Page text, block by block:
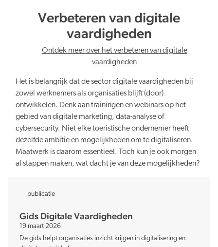
Verbeteren van digitale
vaardigheden
Ontdek meer over het verbeteren van digitale
vaardigheden
Het is belangrijk dat de sector digitale vaardigheden bij
zowel werknemers als organisaties blijft (door)
ontwikkelen. Denk aan trainingen en webinars op het
gebied van digitale marketing, data-analyse of
cybersecurity. Niet elke toeristische ondernemer heeft
dezelfde ambitie en mogelijkheden om te digitaliseren.
Maatwerk is daarom essentieel. Toch kun je ook morgen
al stappen maken, wat dacht je van deze mogelijkheden?
publicatie
Gids Digitale Vaardigheden
19 maart 2026
De gids helpt organisaties inzicht krijgen in digitalisering en